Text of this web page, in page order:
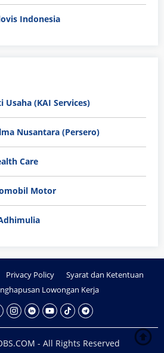
Indonesia
Usaha (KAI Services)
Nusantara (Persero)
Care
Motor
Privacy Policy
Syarat dan Ketentuan
Lowongan Kerja
- All Rights Reserved